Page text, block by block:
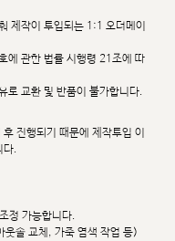
제작이 투입되는 1:1 오더메이
에 관한 법률 시행령 21조에 따
로 교환 및 반품이 불가합니다.
진행되기 때문에 제작투입 이
다.
정 가능합니다.
웃솔 교체, 가죽 염색 작업 등)